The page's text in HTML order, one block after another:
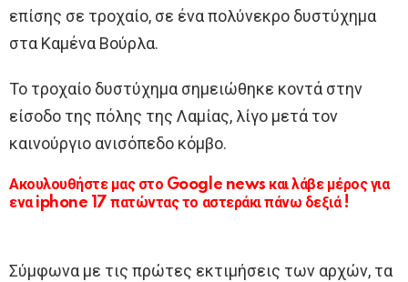
επίσης σε τροχαίο, σε ένα πολύνεκρο δυστύχημα
στα Καμένα Βούρλα.
Το τροχαίο δυστύχημα σημειώθηκε κοντά στην
είσοδο της πόλης της Λαμίας, λίγο μετά τον
καινούργιο ανισόπεδο κόμβο.
Ακουλουθήστε μας στο Google news και λάβε μέρος για
ενα iphone 17 πατώντας το αστεράκι πάνω δεξιά !
Σύμφωνα με τις πρώτες εκτιμήσεις των αρχών, τα